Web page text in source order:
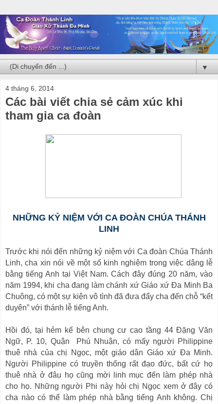
▼
4 tháng 6, 2014
Các bài viết chia sẻ cảm xúc khi
tham gia ca đoàn
NHỮNG KỶ NIỆM VỚI CA ĐOÀN CHÚA THÁNH
LINH
Trước khi nói đến những kỷ niệm với Ca đoàn Chúa Thánh
Linh, cha xin nói về một số kinh nghiệm trong việc dâng lễ
bằng tiếng Anh tại Việt Nam. Cách đây đúng 20 năm, vào
năm 1994, khi cha đang làm chánh xứ Giáo xứ Đa Minh Ba
Chuông, có một sự kiện vô tình đã đưa đẩy cha đến chỗ “kết
duyên” với thánh lễ tiếng Anh.
Hồi đó, tại hẻm kế bên chung cư cao tầng 44 Đặng Văn
Ngữ, P. 10, Quận
Phú Nhuận, có mấy người Philippine
thuê nhà của chị Ngọc, một giáo dân Giáo xứ Đa Minh.
Người Philippine có truyền thống rất đạo đức, bất cứ họ
thuê nhà ở đâu họ cũng mời linh mục đến làm phép nhà
cho họ. Những người Phi này hỏi chị Ngọc xem ở đây có
cha nào có thể làm phép nhà bằng tiếng Anh không. Chị